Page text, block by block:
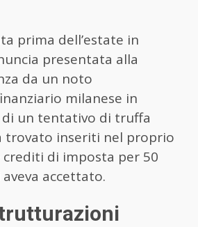
prima dell’estate in
presentata alla
da un noto
milanese in
un tentativo di truffa
trovato inseriti nel proprio
crediti di imposta per 50
accettato.